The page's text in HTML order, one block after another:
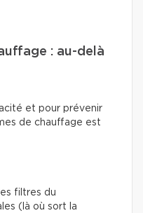
: au-delà
et pour prévenir
de chauffage est
filtres du
(là où sort la